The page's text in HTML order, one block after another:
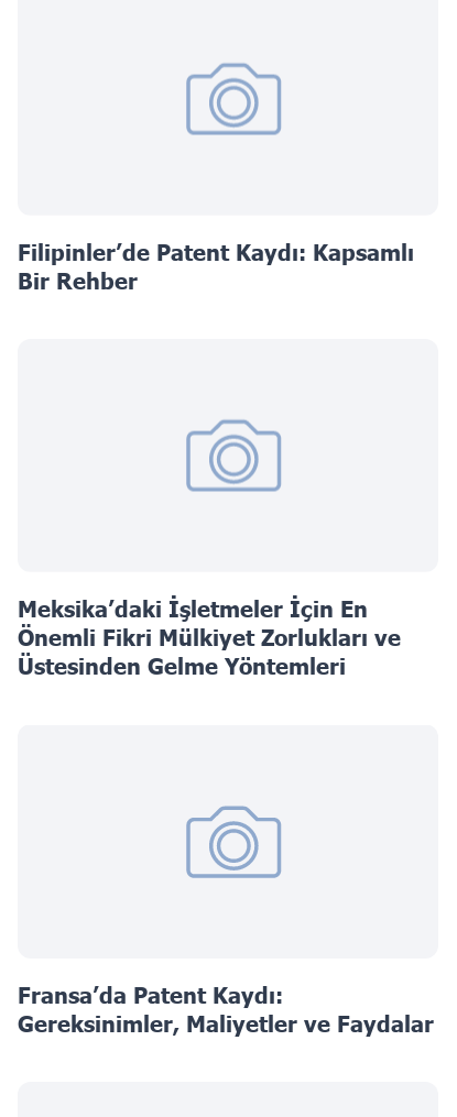
Filipinler’de Patent Kaydı: Kapsamlı
Bir Rehber
Meksika’daki İşletmeler İçin En
Önemli Fikri Mülkiyet Zorlukları ve
Üstesinden Gelme Yöntemleri
Fransa’da Patent Kaydı:
Gereksinimler, Maliyetler ve Faydalar